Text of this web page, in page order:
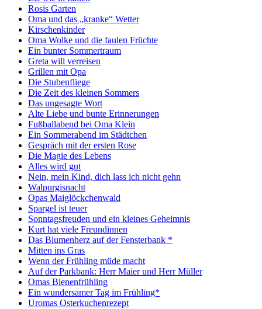
Rosis Garten
Oma und das „kranke“ Wetter
Kirschenkinder
Oma Wolke und die faulen Früchte
Ein bunter Sommertraum
Greta will verreisen
Grillen mit Opa
Die Stubenfliege
Die Zeit des kleinen Sommers
Das ungesagte Wort
Alte Liebe und bunte Erinnerungen
Fußballabend bei Oma Klein
Ein Sommerabend im Städtchen
Gespräch mit der ersten Rose
Die Magie des Lebens
Alles wird gut
Nein, mein Kind, dich lass ich nicht gehn
Walpurgisnacht
Opas Maiglöckchenwald
Spargel ist teuer
Sonntagsfreuden und ein kleines Geheimnis
Kurt hat viele Freundinnen
Das Blumenherz auf der Fensterbank *
Mitten ins Gras
Wenn der Frühling müde macht
Auf der Parkbank: Herr Maier und Herr Müller
Omas Bienenfrühling
Ein wundersamer Tag im Frühling*
Uromas Osterkuchenrezept